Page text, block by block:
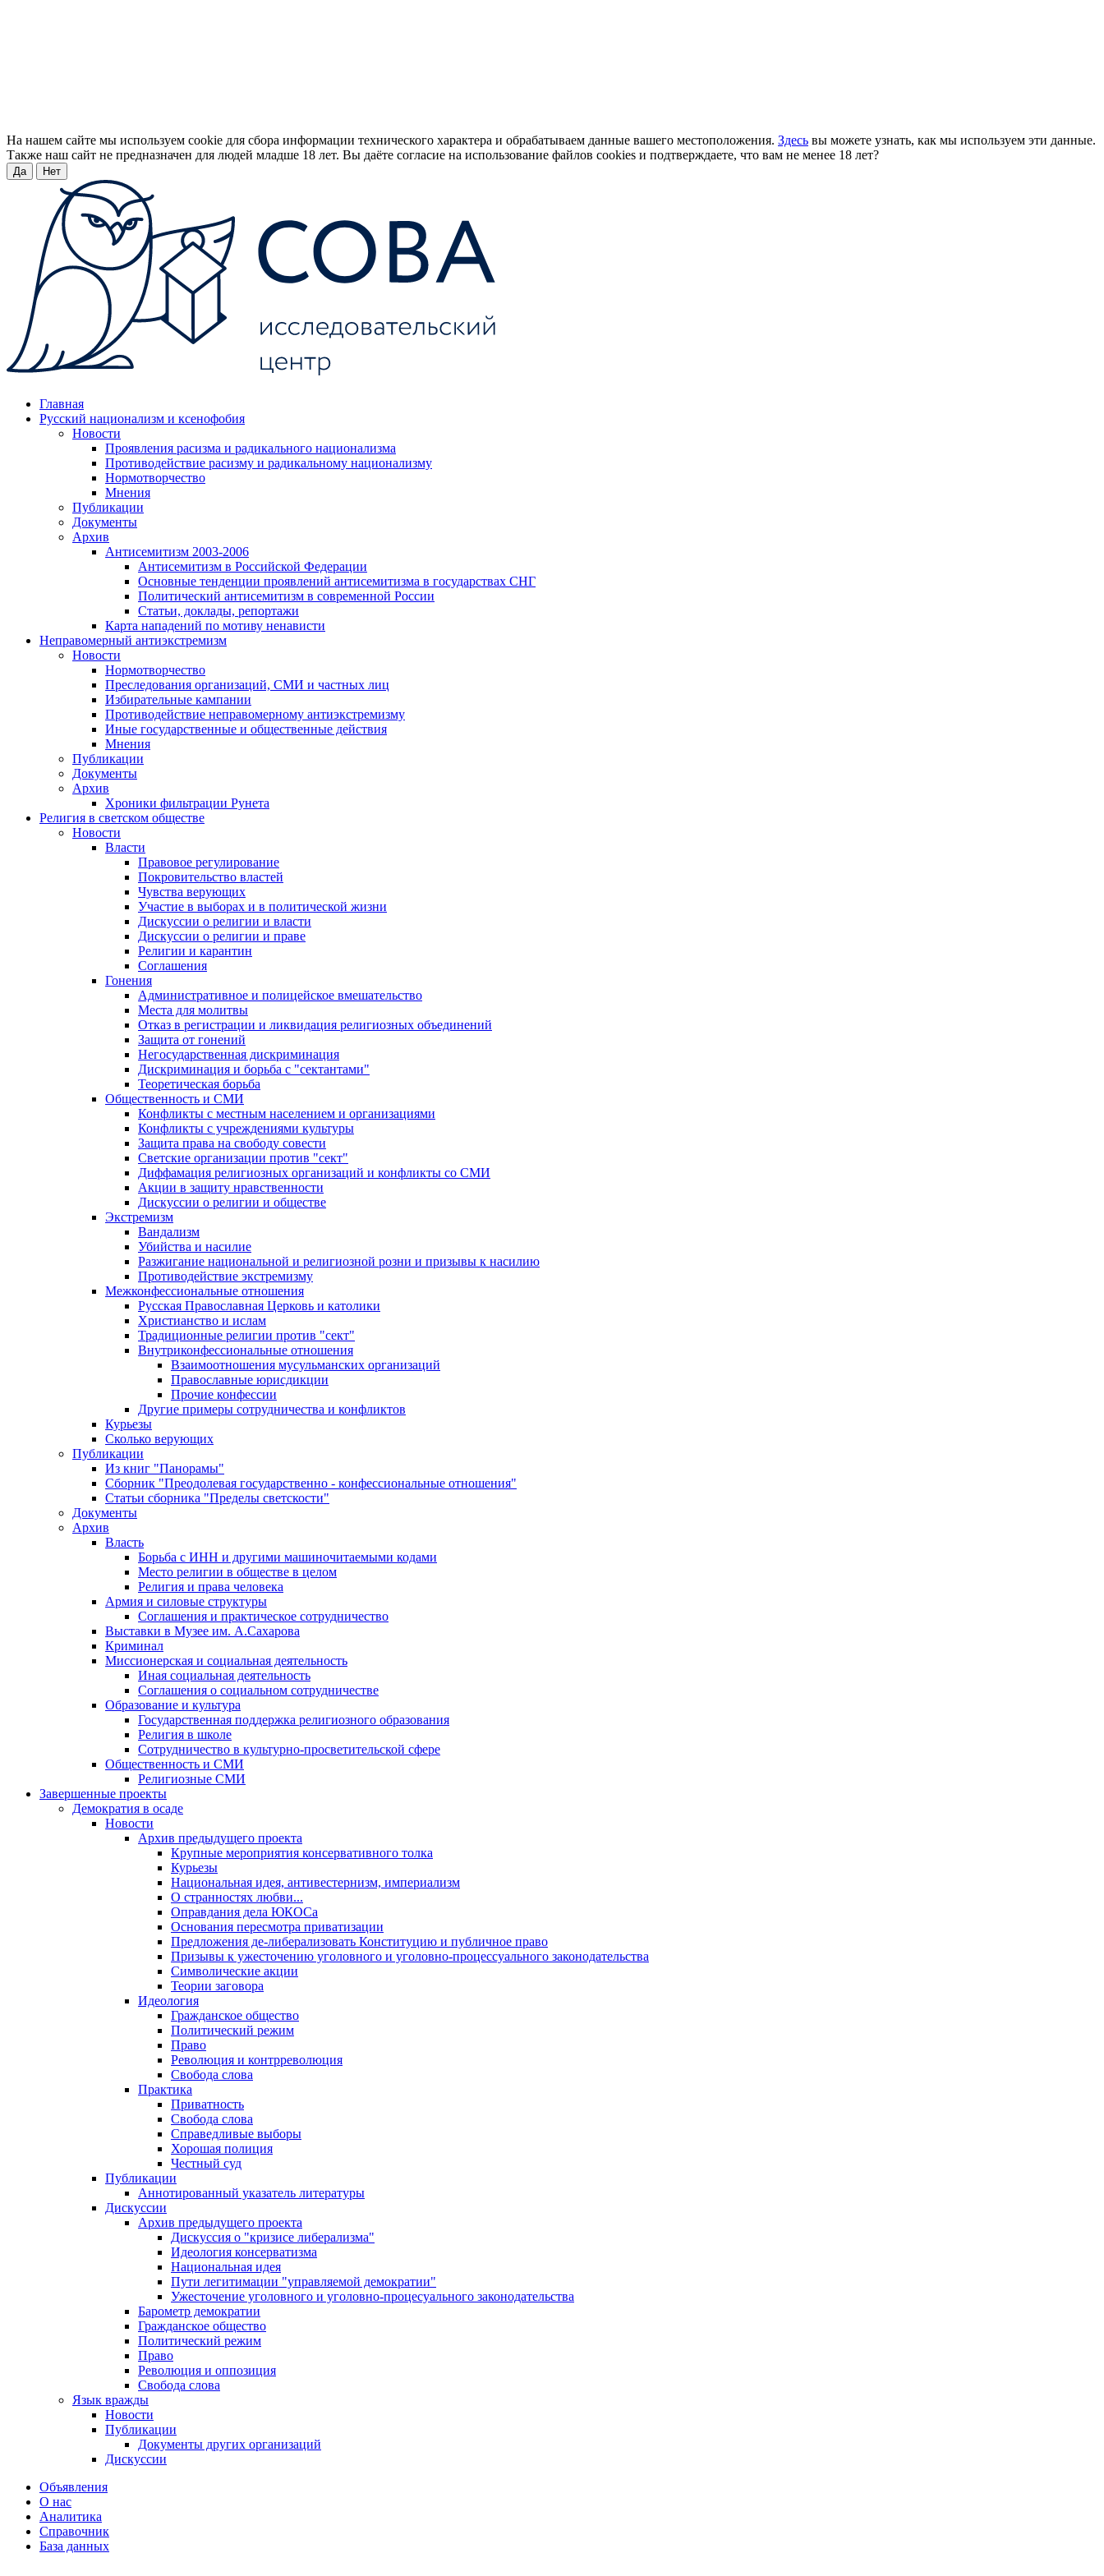
На нашем сайте мы используем cookie для сбора информации технического характера и обрабатываем данные вашего местоположения. Здесь вы можете узнать, как мы используем эти данные.
Также наш сайт не предназначен для людей младше 18 лет. Вы даёте согласие на использование файлов cookies и подтверждаете, что вам не менее 18 лет?
Да Нет
Главная
Русский национализм и ксенофобия
Новости
Проявления расизма и радикального национализма
Противодействие расизму и радикальному национализму
Нормотворчество
Мнения
Публикации
Документы
Архив
Антисемитизм 2003-2006
Антисемитизм в Российской Федерации
Основные тенденции проявлений антисемитизма в государствах СНГ
Политический антисемитизм в современной России
Статьи, доклады, репортажи
Карта нападений по мотиву ненависти
Неправомерный антиэкстремизм
Новости
Нормотворчество
Преследования организаций, СМИ и частных лиц
Избирательные кампании
Противодействие неправомерному антиэкстремизму
Иные государственные и общественные действия
Мнения
Публикации
Документы
Архив
Хроники фильтрации Рунета
Религия в светском обществе
Новости
Власти
Правовое регулирование
Покровительство властей
Чувства верующих
Участие в выборах и в политической жизни
Дискуссии о религии и власти
Дискуссии о религии и праве
Религии и карантин
Соглашения
Гонения
Административное и полицейское вмешательство
Места для молитвы
Отказ в регистрации и ликвидация религиозных объединений
Защита от гонений
Негосударственная дискриминация
Дискриминация и борьба с "сектантами"
Теоретическая борьба
Общественность и СМИ
Конфликты с местным населением и организациями
Конфликты с учреждениями культуры
Защита права на свободу совести
Светские организации против "сект"
Диффамация религиозных организаций и конфликты со СМИ
Акции в защиту нравственности
Дискуссии о религии и обществе
Экстремизм
Вандализм
Убийства и насилие
Разжигание национальной и религиозной розни и призывы к насилию
Противодействие экстремизму
Межконфессиональные отношения
Русская Православная Церковь и католики
Христианство и ислам
Традиционные религии против "сект"
Внутриконфессиональные отношения
Взаимоотношения мусульманских организаций
Православные юрисдикции
Прочие конфессии
Другие примеры сотрудничества и конфликтов
Курьезы
Сколько верующих
Публикации
Из книг "Панорамы"
Сборник "Преодолевая государственно - конфессиональные отношения"
Статьи сборника "Пределы светскости"
Документы
Архив
Власть
Борьба с ИНН и другими машиночитаемыми кодами
Место религии в обществе в целом
Религия и права человека
Армия и силовые структуры
Соглашения и практическое сотрудничество
Выставки в Музее им. А.Сахарова
Криминал
Миссионерская и социальная деятельность
Иная социальная деятельность
Соглашения о социальном сотрудничестве
Образование и культура
Государственная поддержка религиозного образования
Религия в школе
Сотрудничество в культурно-просветительской сфере
Общественность и СМИ
Религиозные СМИ
Завершенные проекты
Демократия в осаде
Новости
Архив предыдущего проекта
Крупные мероприятия консервативного толка
Курьезы
Национальная идея, антивестернизм, империализм
О странностях любви...
Оправдания дела ЮКОСа
Основания пересмотра приватизации
Предложения де-либерализовать Конституцию и публичное право
Призывы к ужесточению уголовного и уголовно-процессуального законодательства
Символические акции
Теории заговора
Идеология
Гражданское общество
Политический режим
Право
Революция и контрреволюция
Свобода слова
Практика
Приватность
Свобода слова
Справедливые выборы
Хорошая полиция
Честный суд
Публикации
Аннотированный указатель литературы
Дискуссии
Архив предыдущего проекта
Дискуссия о "кризисе либерализма"
Идеология консерватизма
Национальная идея
Пути легитимации "управляемой демократии"
Ужесточение уголовного и уголовно-процесуального законодательства
Барометр демократии
Гражданское общество
Политический режим
Право
Революция и оппозиция
Свобода слова
Язык вражды
Новости
Публикации
Документы других организаций
Дискуссии
Объявления
О нас
Аналитика
Справочник
База данных